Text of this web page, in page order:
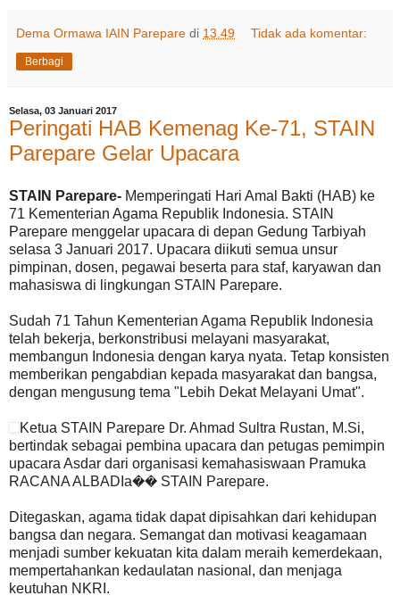
Dema Ormawa IAIN Parepare di 13.49 Tidak ada komentar:
Berbagi
Selasa, 03 Januari 2017
Peringati HAB Kemenag Ke-71, STAIN
Parepare Gelar Upacara
STAIN Parepare- Memperingati Hari Amal Bakti (HAB) ke
71 Kementerian Agama Republik Indonesia. STAIN
Parepare menggelar upacara di depan Gedung Tarbiyah
selasa 3 Januari 2017. Upacara diikuti semua unsur
pimpinan, dosen, pegawai beserta para staf, karyawan dan
mahasiswa di lingkungan STAIN Parepare.
Sudah 71 Tahun Kementerian Agama Republik Indonesia
telah bekerja, berkonstribusi melayani masyarakat,
membangun Indonesia dengan karya nyata. Tetap konsisten
memberikan pengabdian kepada masyarakat dan bangsa,
dengan mengusung tema "Lebih Dekat Melayani Umat".
Ketua STAIN Parepare Dr. Ahmad Sultra Rustan, M.Si,
bertindak sebagai pembina upacara dan petugas pemimpin
upacara Asdar dari organisasi kemahasiswaan Pramuka
RACANA ALBADIa�� STAIN Parepare.
Ditegaskan, agama tidak dapat dipisahkan dari kehidupan
bangsa dan negara. Semangat dan motivasi keagamaan
menjadi sumber kekuatan kita dalam meraih kemerdekaan,
mempertahankan kedaulatan nasional, dan menjaga
keutuhan NKRI.